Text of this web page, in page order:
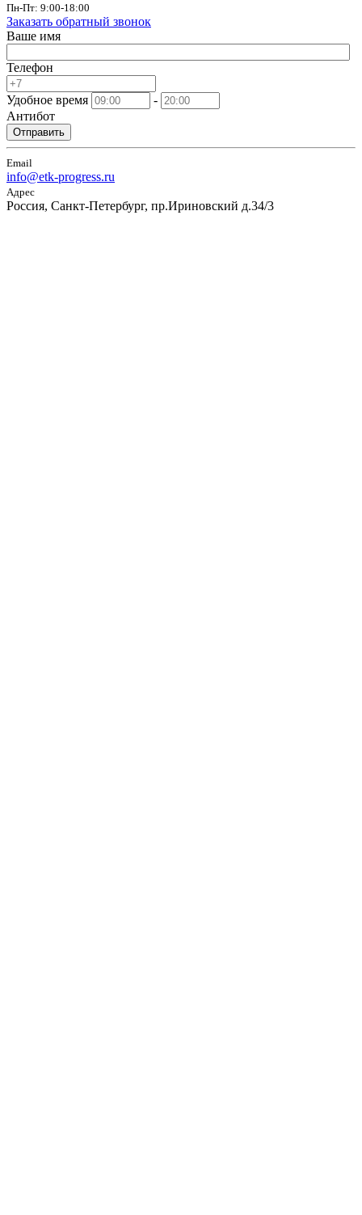
Пн-Пт: 9:00-18:00
Заказать обратный звонок
Ваше имя
Телефон
Удобное время
-
Антибот
Отправить
Email
info@etk-progress.ru
Адрес
Россия, Санкт-Петербург, пр.Ириновский д.34/3